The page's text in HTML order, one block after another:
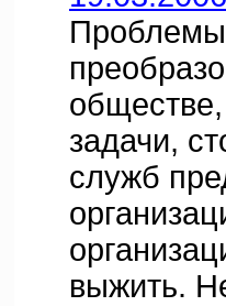
Проблемы
обществе,
задачи,
служб
выжить.